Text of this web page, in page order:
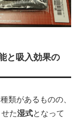
と吸入効果の
類があるものの、
た湿式となって